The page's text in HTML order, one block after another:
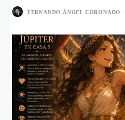
FERNANDO ÁNGEL CORONADO -